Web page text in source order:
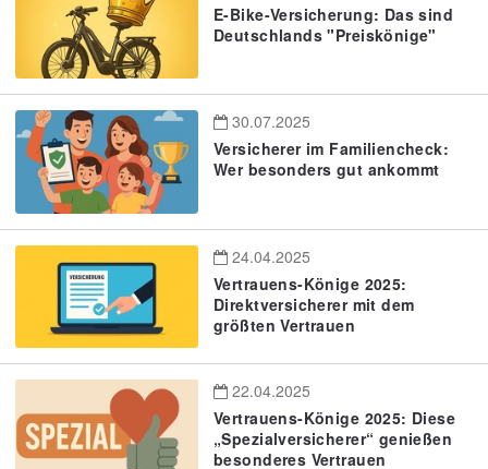
E-Bike-Versicherung: Das sind
Deutschlands "Preiskönige"
30.07.2025
Versicherer im Familiencheck:
Wer besonders gut ankommt
24.04.2025
Vertrauens-Könige 2025:
Direktversicherer mit dem
größten Vertrauen
22.04.2025
Vertrauens-Könige 2025: Diese
„Spezialversicherer“ genießen
besonderes Vertrauen